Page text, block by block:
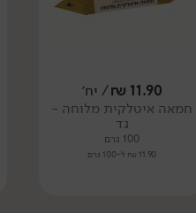
11.90
₪/ יח׳
חמאה איטלקית מלוחה -
גד
100 גרם
11.90 ₪ ל-100 גרם